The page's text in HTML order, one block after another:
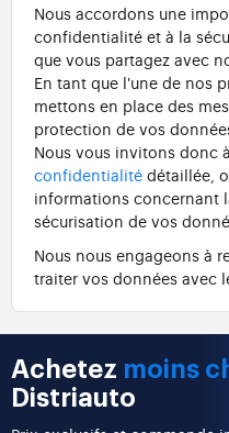
Nous accordons une
confidentialité et à la
que vous partagez avec
En tant que l'une de nos
mettons en place des
protection de vos
Nous vous invitons donc
confidentialité détaillée,
informations concernant
sécurisation de vos
Nous nous engageons à
traiter vos données avec
Achetez moins
Distriauto